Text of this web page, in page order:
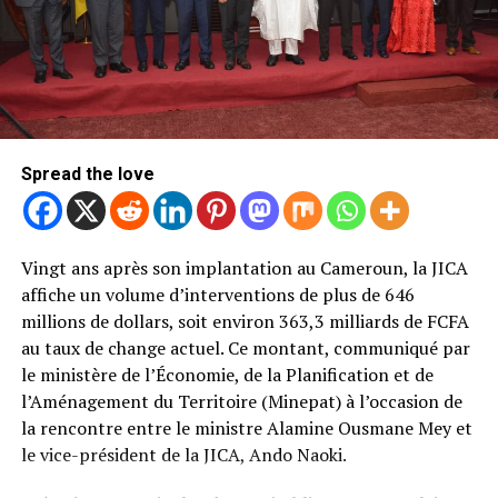
STRATÉGIE
C’est dans cette logique que le ministère du Commerce
met désormais le Nigeria au premier plan. Le voisin de
l’ouest réunit plusieurs atouts. Avec près de245
millions d’habitantset une capacité annuelle de
transformation estimée à
un marché régional d’une toute autre dimension. Le
Cameroun entend également capitaliser sur sa propre
Les chiffres de l’ONCC illustrent cette évolution. En une
seule campagne, les volumes transformés localement
ont progressé de près de 28 %, atteignant109 431
tonnes. Cette progression conforte l’ambition des
autorités de faire de la transformation un levier de
création de valeur. Le ministère estime par ailleurs que
les capacités industrielles installées avoisinent
Spread the love
Vingt ans après son implantation au Cameroun, la JICA
affiche un volume d’interventions de plus de 646
millions de dollars, soit environ 363,3 milliards de FCFA
au taux de change actuel. Ce montant, communiqué par
le ministère de l’Économie, de la Planification et de
l’Aménagement du Territoire (Minepat) à l’occasion de
la rencontre entre le ministre Alamine Ousmane Mey et
le vice-président de la JICA, Ando Naoki.